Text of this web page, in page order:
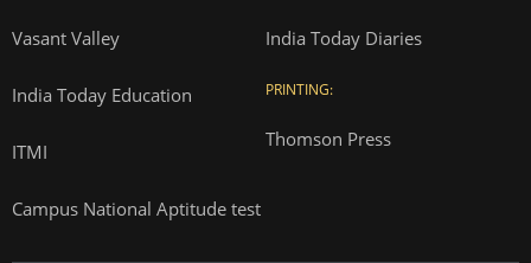
Vasant Valley
India Today Education
ITMI
Campus National Aptitude test
India Today Diaries
PRINTING:
Thomson Press